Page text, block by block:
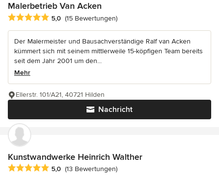
Malerbetrieb Van Acken
Durchschnittliche Bewertung: 5 von 5 Sternen
5,0 (15 Bewertungen)
Der Malermeister und Bausachverständige Ralf van Acken
kümmert sich mit seinem mittlerweile 15-köpfigen Team bereits
seit dem Jahr 2001 um den...
Mehr
Nachricht
Ellerstr. 101/A21, 40721 Hilden
Kunstwandwerke Heinrich Walther
Durchschnittliche Bewertung: 5 von 5 Sternen
5,0 (13 Bewertungen)